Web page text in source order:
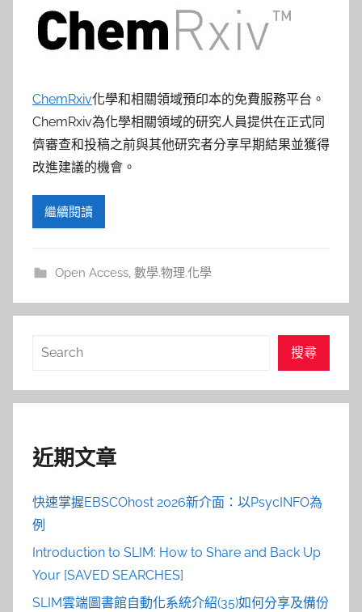
書
參
考
服
務
部
落
ChemRxiv化學和相關領域預印本的免費服務平台。
ChemRxiv為化學相關領域的研究人員提供在正式同
儕審查和投稿之前與其他研究者分享早期結果並獲得
改進建議的機會。
繼續閱讀
Open Access, 數學.物理.化學
搜
搜尋
近期文章
快速掌握EBSCOhost 2026新介面：以PsycINFO為
例
Introduction to SLIM: How to Share and Back Up
Your [SAVED SEARCHES]
SLIM雲端圖書館自動化系統介紹(35)如何分享及備份